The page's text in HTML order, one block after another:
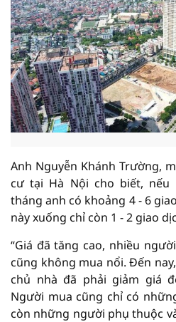
Anh Nguyễn Khánh Trường,
cư tại Hà Nội cho biết,
tháng anh có khoảng 4 - 6
này xuống chỉ còn 1 - 2 giao
“Giá đã tăng cao, nhiều
cũng không mua nổi. Đến
chủ nhà đã phải giảm giá
Người mua cũng chỉ có
còn những người phụ thuộc